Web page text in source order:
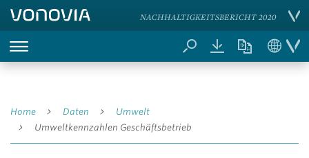
NACHHALTIGKEITSBERICHT 2020
Home Daten
Umwelt
Umweltkennzahlen Geschäftsbetrieb